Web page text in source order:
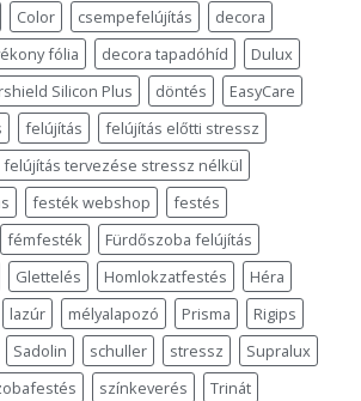
Color csempefelújítás
decora
fólia
decora tapadóhíd
Dulux
Silicon Plus
döntés
EasyCare
felújítás
felújítás előtti stressz
felújítás tervezése stressz nélkül
festék webshop
festés
fémfesték
Fürdőszoba felújítás
Glettelés Homlokzatfestés
Héra
lazúr mélyalapozó Prisma
Rigips
Sadolin schuller stressz
Supralux
színkeverés
Trinát